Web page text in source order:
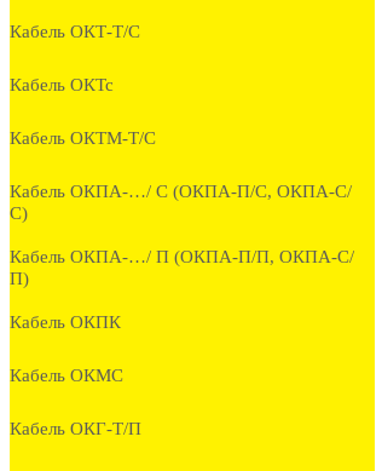
Кабель ОКТ-Т/С
Кабель ОКТс
Кабель ОКТМ-Т/С
Кабель ОКПА-…/ С (ОКПА-П/С, ОКПА-С/
С)
Кабель ОКПА-…/ П (ОКПА-П/П, ОКПА-С/
П)
Кабель ОКПК
Кабель ОКМС
Кабель ОКГ-Т/П